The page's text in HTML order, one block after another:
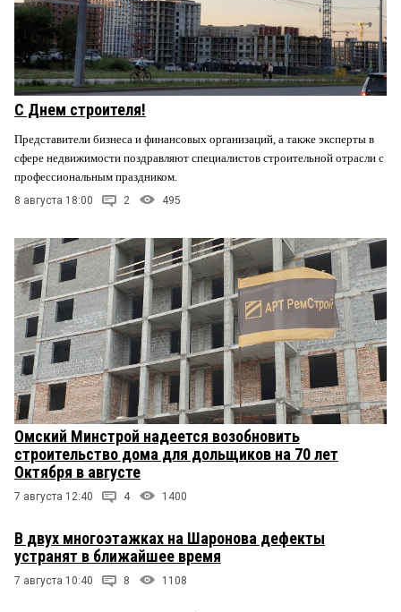
С Днем строителя!
Представители бизнеса и финансовых организаций, а также эксперты в
сфере недвижимости поздравляют специалистов строительной отрасли с
профессиональным праздником.
8 августа 18:00 2 495
Омский Минстрой надеется возобновить
строительство дома для дольщиков на 70 лет
Октября в августе
7 августа 12:40 4 1400
В двух многоэтажках на Шаронова дефекты
устранят в ближайшее время
7 августа 10:40 8 1108